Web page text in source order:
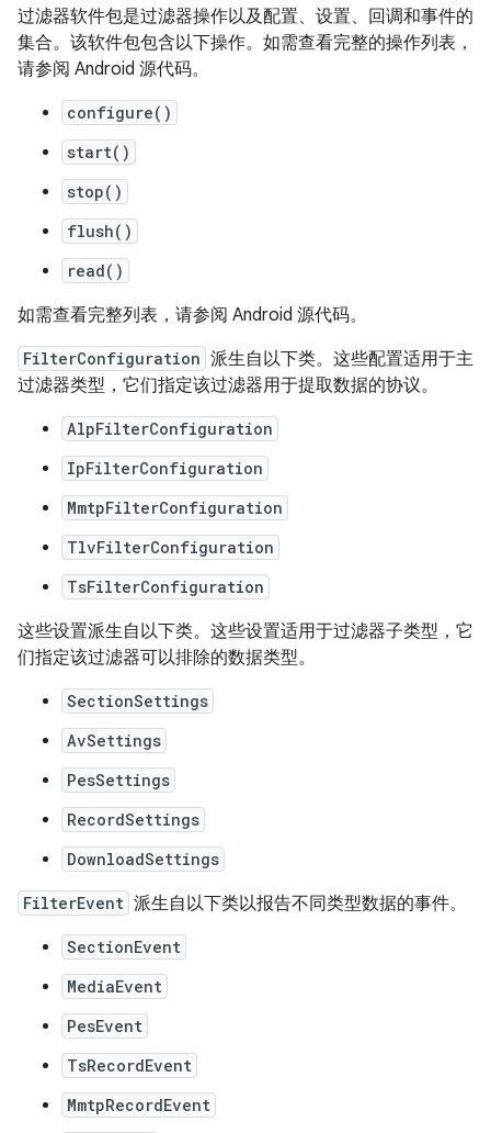
过滤器软件包是过滤器操作以及配置、设置、回调和事件的
集合。该软件包包含以下操作。如需查看完整的操作列表，
请参阅 Android 源代码。
configure()
start()
stop()
flush()
read()
如需查看完整列表，请参阅 Android 源代码。
FilterConfiguration 派生自以下类。这些配置适用于主
过滤器类型，它们指定该过滤器用于提取数据的协议。
AlpFilterConfiguration
IpFilterConfiguration
MmtpFilterConfiguration
TlvFilterConfiguration
TsFilterConfiguration
这些设置派生自以下类。这些设置适用于过滤器子类型，它
们指定该过滤器可以排除的数据类型。
SectionSettings
AvSettings
PesSettings
RecordSettings
DownloadSettings
FilterEvent 派生自以下类以报告不同类型数据的事件。
SectionEvent
MediaEvent
PesEvent
TsRecordEvent
MmtpRecordEvent